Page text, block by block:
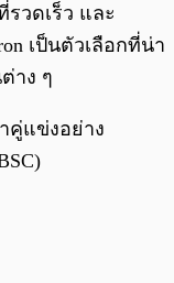
วดเร็ว และ
เป็นตัวเลือกที่น่า
าง ๆ
คู่แข่งอย่าง